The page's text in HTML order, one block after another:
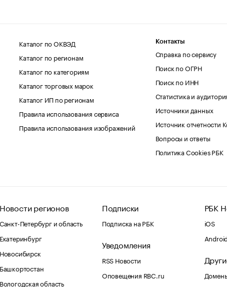
Каталог по ОКВЭД
Каталог по регионам
Каталог по категориям
Каталог торговых марок
Каталог ИП по регионам
Правила использования сервиса
Правила использования изображений
Контакты
Справка по сервису
Поиск по ОГРН
Поиск по ИНН
Статистика и
Источники данных
Источник отчетности
Вопросы и ответы
Политика Cookies РБК
Новости регионов
Санкт-Петербург и область
Екатеринбург
Новосибирск
Башкортостан
Вологодская область
Подписки
Подписка на РБК
Уведомления
RSS Новости
Оповещения RBC.ru
РБК
iOS